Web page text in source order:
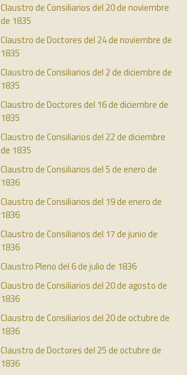
Claustro de Consiliarios del 20 de noviembre
de 1835
Claustro de Doctores del 24 de noviembre de
1835
Claustro de Consiliarios del 2 de diciembre de
1835
Claustro de Doctores del 16 de diciembre de
1835
Claustro de Consiliarios del 22 de diciembre
de 1835
Claustro de Consiliarios del 5 de enero de
1836
Claustro de Consiliarios del 19 de enero de
1836
Claustro de Consiliarios del 17 de junio de
1836
Claustro Pleno del 6 de julio de 1836
Claustro de Consiliarios del 20 de agosto de
1836
Claustro de Consiliarios del 20 de octubre de
1836
Claustro de Doctores del 25 de octubre de
1836